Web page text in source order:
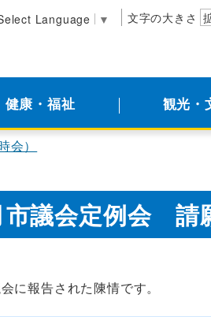
Language ▼ 文字の大きさ
健康・福祉 観光・
）
市議会定例会 請
に報告された陳情です。